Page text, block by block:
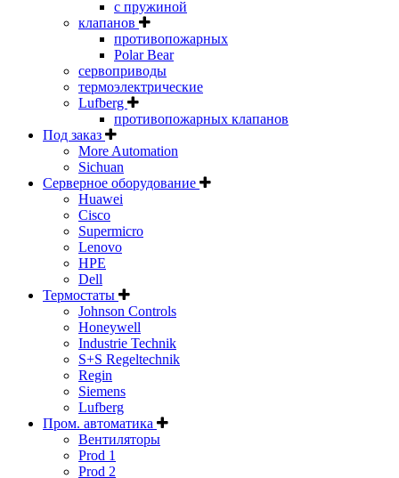
с пружиной
клапанов
противопожарных
Polar Bear
сервоприводы
термоэлектрические
Lufberg
противопожарных клапанов
Под заказ
More Automation
Sichuan
Серверное оборудование
Huawei
Cisco
Supermicro
Lenovo
HPE
Dell
Термостаты
Johnson Controls
Honeywell
Industrie Technik
S+S Regeltechnik
Regin
Siemens
Lufberg
Пром. автоматика
Вентиляторы
Prod 1
Prod 2